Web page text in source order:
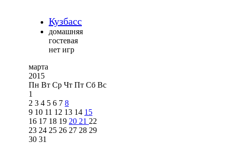
Кузбасс
домашняя
гостевая
нет игр
марта
2015
Пн Вт Ср Чт Пт Сб Вс
1
2 3 4 5 6 7 8
9 10 11 12 13 14 15
16 17 18 19 20 21 22
23 24 25 26 27 28 29
30 31